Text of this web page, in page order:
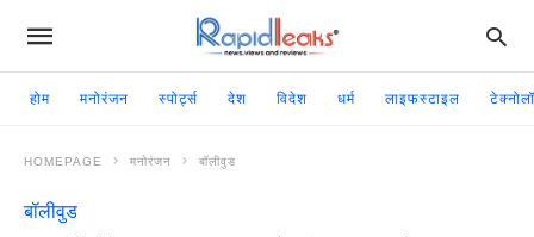
होम मनोरंजन स्पोर्ट्स देश विदेश धर्म लाइफस्टाइल
HOMEPAGE मनोरंजन बॉलीवुड
बॉलीवुड